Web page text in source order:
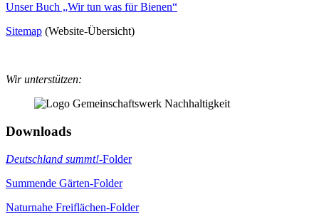
Unser Buch „Wir tun was für Bienen“
Sitemap (Website-Übersicht)
Wir unterstützen:
Downloads
Deutschland summt!-Folder
Summende Gärten-Folder
Naturnahe Freiflächen-Folder